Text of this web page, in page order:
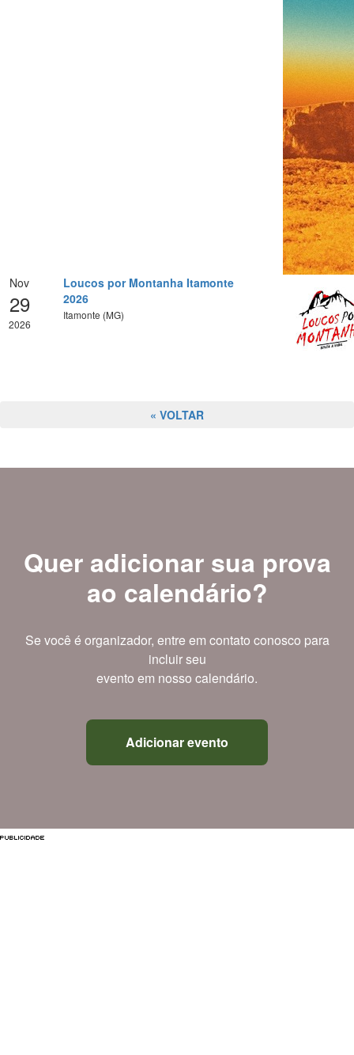
Nov
29
2026
Loucos por Montanha Itamonte
2026
Itamonte (MG)
« VOLTAR
Quer adicionar sua prova
ao calendário?
Se você é organizador, entre em contato conosco para
incluir seu
evento em nosso calendário.
Adicionar evento